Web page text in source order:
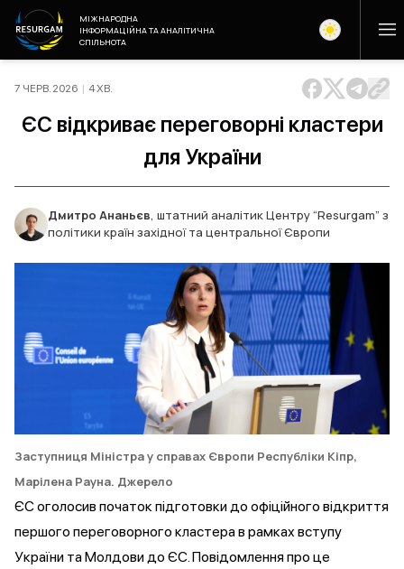
МІЖНАРОДНА
ІНФОРМАЦІЙНА ТА АНАЛІТИЧНА
СПІЛЬНОТА
7 ЧЕРВ. 2026 | 4ХВ.
ЄС відкриває переговорні кластери
для України
Дмитро Ананьєв, штатний аналітик Центру “Resurgam” з
політики країн західної та центральної Європи
Заступниця Міністра у справах Європи Республіки Кіпр,
Марілена Рауна. Джерело
ЄСоголосив початок підготовки до офіційного відкриття
першого переговорного кластера в рамках вступу
України та Молдови до ЄС. Повідомлення про це